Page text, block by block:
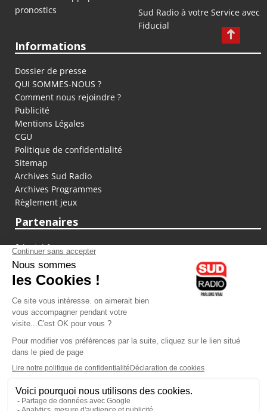
pronostics
Sud Radio à votre Service avec
Fiducial
Informations
Dossier de presse
QUI SOMMES-NOUS ?
Comment nous rejoindre ?
Publicité
Mentions Légales
CGU
Politique de confidentialité
Sitemap
Archives Sud Radio
Archives Programmes
Règlement jeux
Partenaires
fiducial.fr
lyoncapitale.fr
olympique-et-lyonnais.com
L'application Iphone / Android
Téléchargez l'application
Les cookies
Gestion des cookies